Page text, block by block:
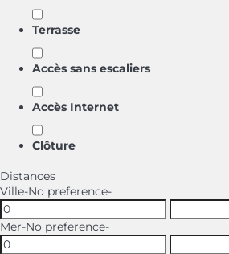
Terrasse
Accès sans escaliers
Accès Internet
Clôture
Distances
Ville-No preference-
Mer-No preference-